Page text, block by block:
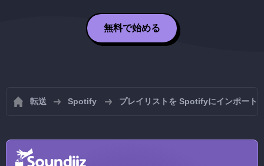
無料で始める
転送 Spotify プレイリストを Spotifyにインポート